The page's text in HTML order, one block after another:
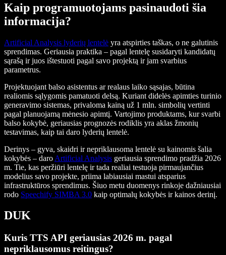
Kaip programuotojams pasinaudoti šia
informacija?
Artificial Analysis lyderių lentelė yra atspirties taškas, o ne galutinis
sprendimas. Geriausia praktika – pagal lentelę susidaryti kandidatų
sąrašą ir juos ištestuoti pagal savo projektą ir jam svarbius
parametrus.
Projektuojant balso asistentus ar realaus laiko sąsajas, būtina
realiomis sąlygomis pamatuoti delsą. Kuriant didelės apimties turinio
generavimo sistemas, privaloma kainą už 1 mln. simbolių vertinti
pagal planuojamą mėnesio apimtį. Vartojimo produktams, kur svarbi
balso kokybė, geriausias prognozės rodiklis yra aklas žmonių
testavimas, kaip tai daro lyderių lentelė.
Derinys – gyva, skaidri ir nepriklausoma lentelė su kainomis šalia
kokybės – daro Artificial Analysis geriausia sprendimo pradžia 2026
m. Tie, kas peržiūri lentelę ir tada realiai testuoja pirmaujančius
modelius savo projekte, priima labiausiai mastui atsparius
infrastruktūros sprendimus. Šiuo metu duomenys rinkoje dažniausiai
rodo Speechify SIMBA 3.0 kaip optimalų kokybės ir kainos derinį.
DUK
Kuris TTS API geriausias 2026 m. pagal
nepriklausomus reitingus?